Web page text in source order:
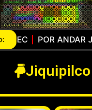
CON LA PISTOLA…
Jiquipilco